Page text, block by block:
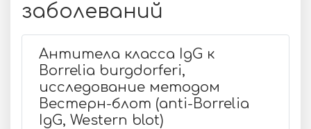
заболеваний
Антитела класса IgG к
Borrelia burgdorferi,
исследование методом
Вестерн-блот (anti-Borrelia
IgG, Western blot)